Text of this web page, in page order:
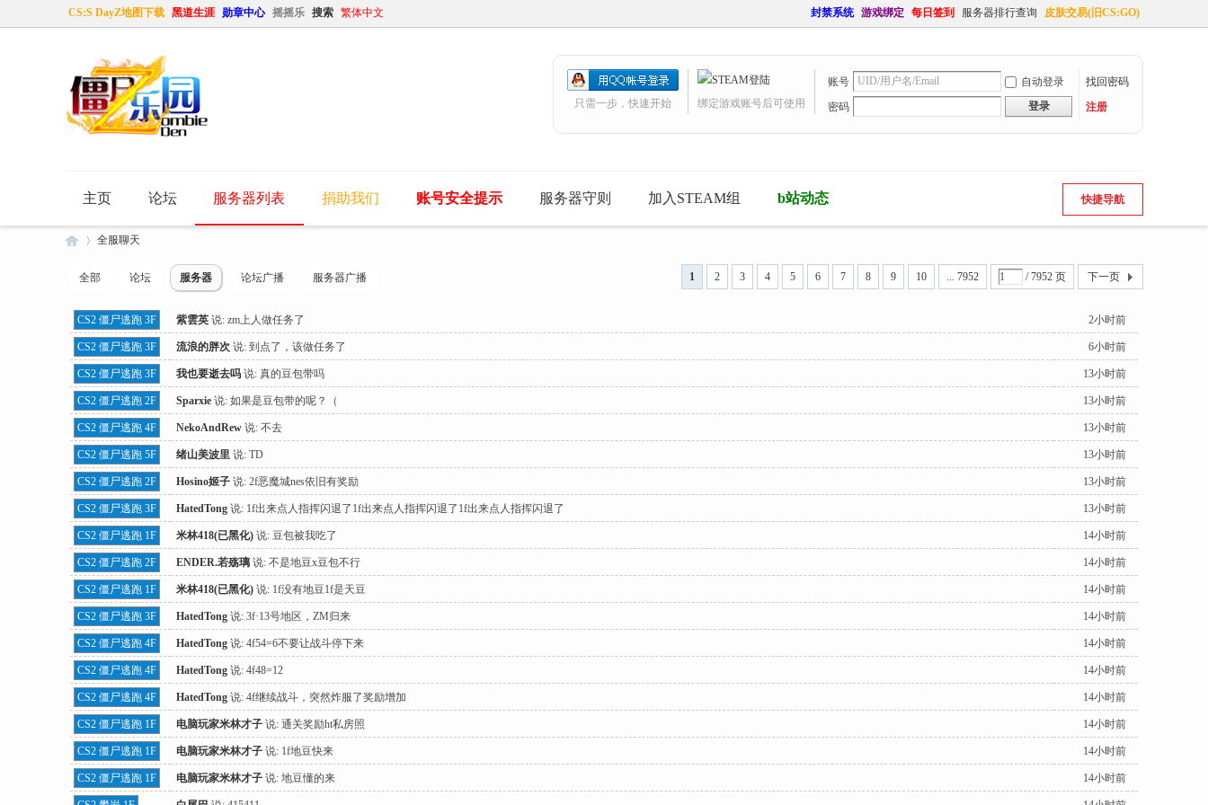
CS:S DayZ地图下载 黑道生涯 勋章中心 摇摇乐 搜索 繁体中文 封禁系统 游戏绑定 每日签到 服务器排行查询 皮肤交易(旧CS:GO)
账号 自动登录
找回密码
密码
登录 注册
绑定游戏账号后可使用
只需一步，快速开始
快捷导航
主页 论坛 服务器列表 捐助我们 账号安全提示 服务器守则 加入STEAM组 b站动态
Ho
me
Pa
»
全服聊天
全部 论坛 服务器 论坛广播 服务器广播 1 2 3 4 5 6 7 8 9 10 ... 7952 / 7952 页 下一页
CS2 僵尸逃跑 3F 紫雲英 说: zm上人做任务了 2小时前
CS2 僵尸逃跑 3F 流浪的胖次 说: 到点了，该做任务了 6小时前
CS2 僵尸逃跑 3F 我也要逝去吗 说: 真的豆包带吗 13小时前
CS2 僵尸逃跑 2F Sparxie 说: 如果是豆包带的呢？（ 13小时前
CS2 僵尸逃跑 4F NekoAndRew 说: 不去 13小时前
CS2 僵尸逃跑 5F 绪山美波里 说: TD 13小时前
CS2 僵尸逃跑 2F Hosino姬子 说: 2f恶魔城nes依旧有奖励 13小时前
CS2 僵尸逃跑 3F HatedTong 说: 1f出来点人指挥闪退了1f出来点人指挥闪退了1f出来点人指挥闪退了 13小时前
CS2 僵尸逃跑 1F 米林418(已黑化) 说: 豆包被我吃了 14小时前
CS2 僵尸逃跑 2F ENDER.若殇璃 说: 不是地豆x豆包不行 14小时前
CS2 僵尸逃跑 1F 米林418(已黑化) 说: 1f没有地豆1f是天豆 14小时前
CS2 僵尸逃跑 3F HatedTong 说: 3f·13号地区，ZM归来 14小时前
CS2 僵尸逃跑 4F HatedTong 说: 4f54=6不要让战斗停下来 14小时前
CS2 僵尸逃跑 4F HatedTong 说: 4f48=12 14小时前
CS2 僵尸逃跑 4F HatedTong 说: 4f继续战斗，突然炸服了奖励增加 14小时前
CS2 僵尸逃跑 1F 电脑玩家米林才子 说: 通关奖励ht私房照 14小时前
CS2 僵尸逃跑 1F 电脑玩家米林才子 说: 1f地豆快来 14小时前
CS2 僵尸逃跑 1F 电脑玩家米林才子 说: 地豆懂的来 14小时前